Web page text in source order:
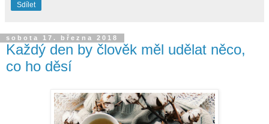
Sdílet
sobota 17. března 2018
Každý den by člověk měl udělat něco,
co ho děsí